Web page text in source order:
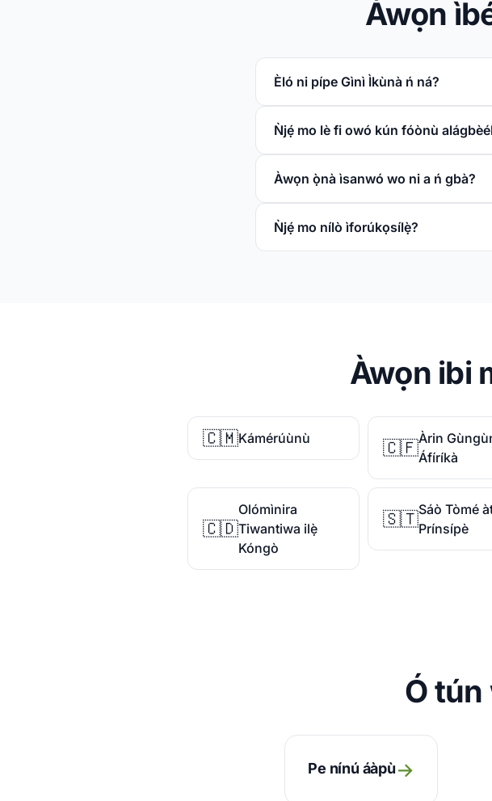
Àwọn
Èló ni pípe Gìnì Ìkùnà ń ná?
Ǹjẹ́ mo lè fi owó kún fóònù
Àwọn ọ̀nà ìsanwó wo ni a ń gbà?
Ǹjẹ́ mo nílò ìforúkọsílẹ̀?
Àwọn ibi
🇨🇲Kámérúùnù 🇨🇫Àrin
Áfíríkà
🇨🇩
Olómìnira
Tiwantiwa ilẹ̀
Kóngò
🇸🇹Sáò Tòmé
Prínsípè
Ó tún
Pe nínú áàpù→